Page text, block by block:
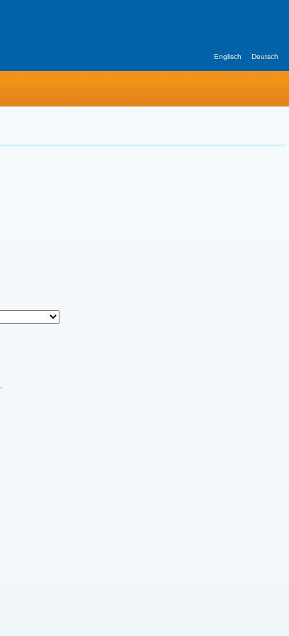
Englisch Deutsch